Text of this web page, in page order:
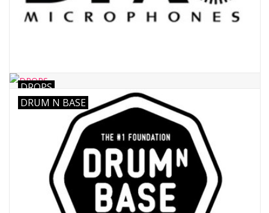
DROPS
DRUM N BASE